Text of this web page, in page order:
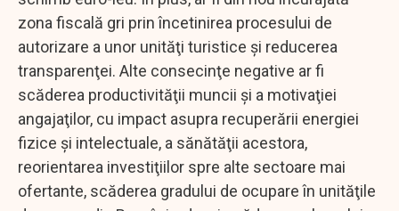
zona fiscală gri prin încetinirea procesului de
autorizare a unor unităţi turistice şi reducerea
transparenţei. Alte consecinţe negative ar fi
scăderea productivităţii muncii şi a motivaţiei
angajaţilor, cu impact asupra recuperării energiei
fizice şi intelectuale, a sănătăţii acestora,
reorientarea investiţiilor spre alte sectoare mai
ofertante, scăderea gradului de ocupare în unităţile